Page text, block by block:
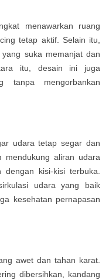
menawarkan ruang
tetap aktif. Selain itu,
suka memanjat dan
itu, desain ini juga
tanpa mengorbankan
udara tetap segar dan
mendukung aliran udara
kisi-kisi terbuka.
udara yang baik
kesehatan pernapasan
awet dan tahan karat.
dibersihkan, kandang